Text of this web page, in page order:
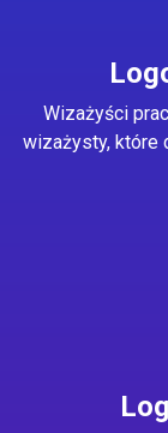
Wizażyści
wizażysty, które